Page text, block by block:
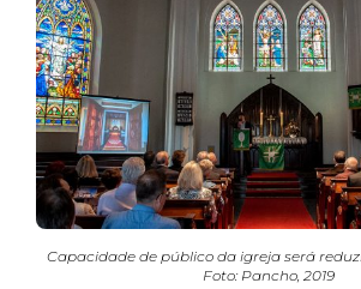
Capacidade de público da igreja será
Foto: Pancho, 2019